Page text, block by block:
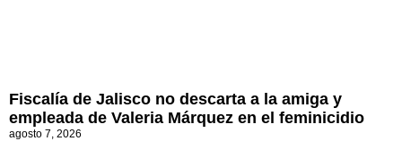
Fiscalía de Jalisco no descarta a la amiga y
empleada de Valeria Márquez en el feminicidio
agosto 7, 2026